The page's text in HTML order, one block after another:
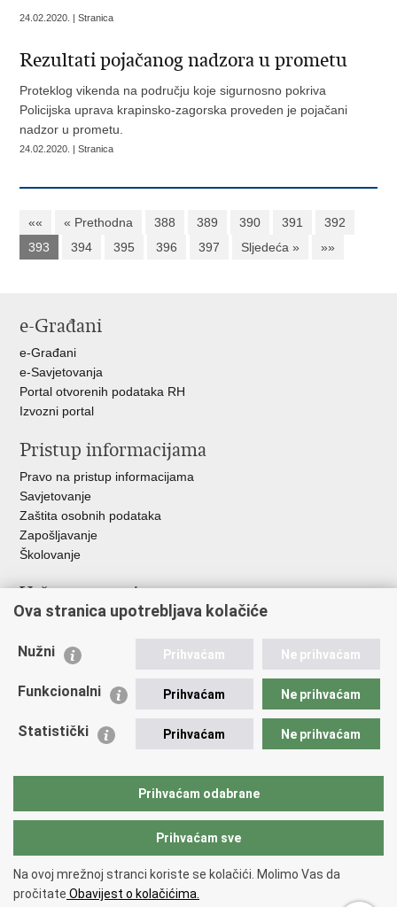
24.02.2020. | Stranica
Rezultati pojačanog nadzora u prometu
Proteklog vikenda na području koje sigurnosno pokriva
Policijska uprava krapinsko-zagorska proveden je pojačani
nadzor u prometu.
24.02.2020. | Stranica
«« « Prethodna 388 389 390 391
392
393
394 395 396 397 Sljedeća » »»
e-Građani
e-Građani
e-Savjetovanja
Portal otvorenih podataka RH
Izvozni portal
Pristup informacijama
Pravo na pristup informacijama
Savjetovanje
Zaštita osobnih podataka
Zapošljavanje
Školovanje
Važne poveznice
Ministarstvo unutarnjih poslova
Udruge
Policijska akademija
Zaklada policijske solidarnosti
Vučetić"
Copyright © 2026 Policijska uprava krapinsko-zagorska.
korištenja.Izjava o pristupačnosti.
Ova stranica upotrebljava kolačiće
Nužni Prihvaćam Ne prihvaćam
Funkcionalni Prihvaćam Ne prihvaćam
Statistički Prihvaćam Ne prihvaćam
Prihvaćam odabrane
Prihvaćam sve
Na ovoj mrežnoj stranci koriste se kolačići. Molimo Vas da
pročitate Obavijest o kolačićima.